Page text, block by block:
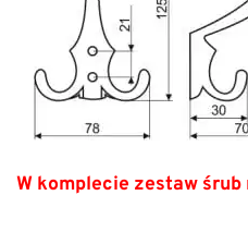
W komplecie zestaw